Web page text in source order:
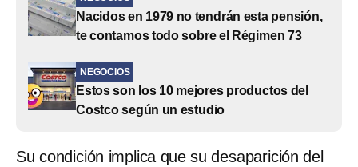
Nacidos en 1979 no tendrán esta pensión,
te contamos todo sobre el Régimen 73
NEGOCIOS
Estos son los 10 mejores productos del
Costco según un estudio
Su condición implica que su desaparición del